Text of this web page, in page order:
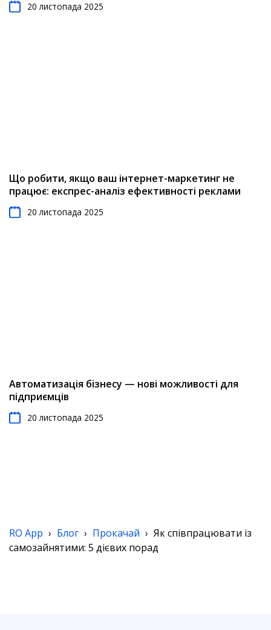
20 листопада 2025
Що робити, якщо ваш інтернет-маркетинг не
працює: експрес-аналіз ефективності реклами
20 листопада 2025
Автоматизація бізнесу — нові можливості для
підприємців
20 листопада 2025
RO App › Блог › Прокачай › Як співпрацювати із
самозайнятими: 5 дієвих порад